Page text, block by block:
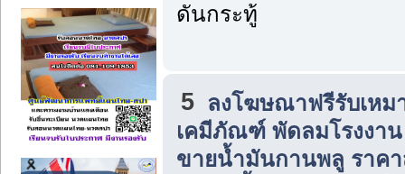
ดันกระทู้
5 ลงโฆษณาฟรีรับเหม
เคมีภัณฑ์ พัดลมโรงงาน
ขายน้ำมันกานพลู ราค